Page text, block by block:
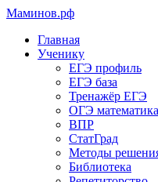
Маминов.рф
Главная
Ученику
ЕГЭ профиль
ЕГЭ база
Тренажёр ЕГЭ
ОГЭ математика
ВПР
СтатГрад
Методы
Библиотека